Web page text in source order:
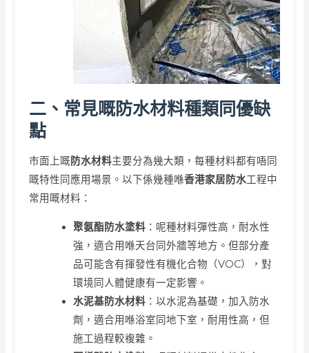
二、常見嘅防水材料種類同優缺
點
市面上嘅防水材料主要分為幾大類，每種材料都有唔同
嘅特性同應用場景。以下係幾種喺香港家居防水工程中
常用嘅材料：
聚氨酯防水塗料 ：呢種材料彈性高，耐水性
強，適合用喺天台同外牆等地方。但部分產
品可能含有揮發性有機化合物（VOC），對
環境同人體健康有一定影響。
水泥基防水材料 ：以水泥為基礎，加入防水
劑，適合用喺浴室同地下室，耐用性高，但
施工過程較複雜。